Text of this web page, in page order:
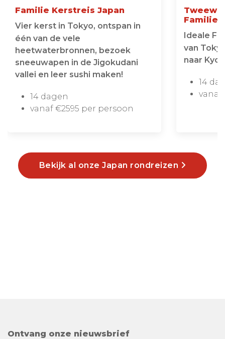
Familie Kerstreis Japan
Vier kerst in Tokyo, ontspan in
één van de vele
heetwaterbronnen, bezoek
sneeuwapen in de Jigokudani
vallei en leer sushi maken!
14 dagen
vanaf €2595 per persoon
Ideale
van
naar
14
vanaf
Bekijk al onze Japan rondreizen
Ontvang onze nieuwsbrief